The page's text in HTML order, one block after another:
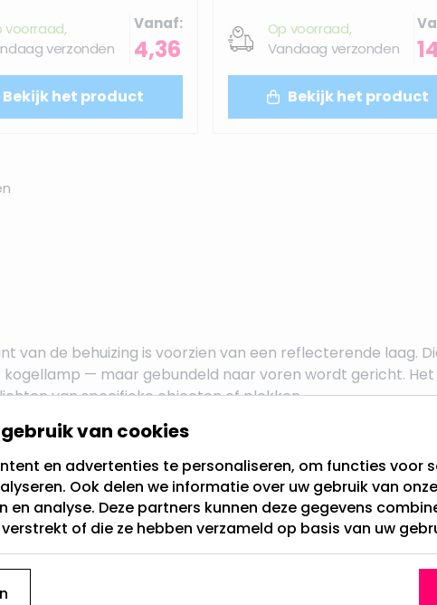
voorraad,
verzonden
Vanaf
4,36
Bekijk het product
Op voorraad,
Vandaag verzonden
Bekijk het product
van de behuizing is voorzien van een reflecterende laag.
— maar gebundeld naar voren wordt gericht.
van specifieke objecten of plekken.
de halogeen reflectorlampen die vroeger standaard
fitting moet controleren
reflectorlamp: alleen kijken naar de fitting (E14 of E27)
— maar in de praktijk wordt het getal gebruikt als de
van cookies
en advertenties te personaliseren, om functies voor
Ook delen we informatie over uw gebruik van
analyse. Deze partners kunnen deze gegevens
of die ze hebben verzameld op basis van uw